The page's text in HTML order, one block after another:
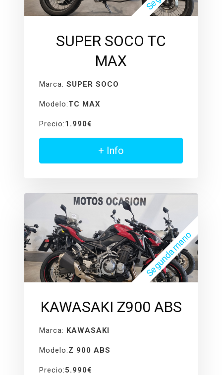
SUPER SOCO TC
MAX
Marca: SUPER SOCO
Modelo:TC MAX
Precio:1.990€
+ Info
KAWASAKI Z900 ABS
Segunda mano
Marca: KAWASAKI
Modelo:Z 900 ABS
Precio:5.990€